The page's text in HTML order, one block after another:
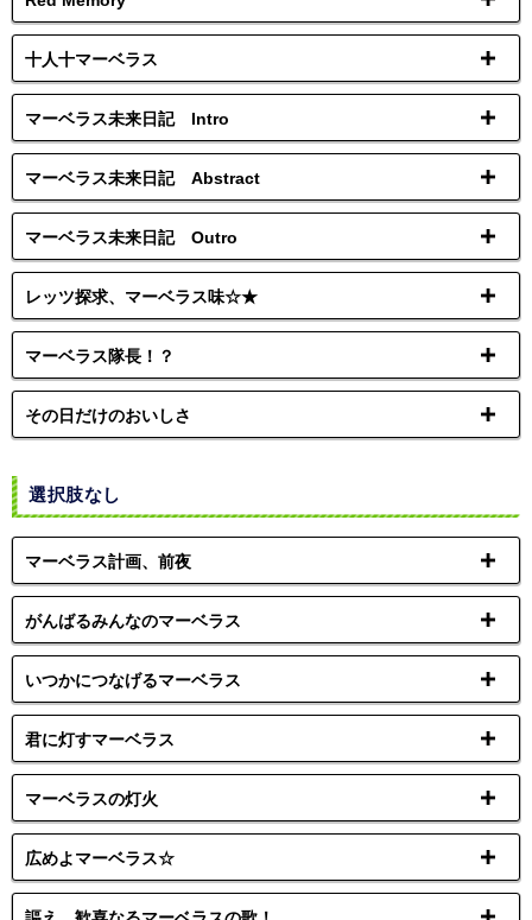
十人十マーベラス
マーベラス未来日記 Intro
マーベラス未来日記 Abstract
マーベラス未来日記 Outro
レッツ探求、マーベラス味☆★
マーベラス隊長！？
その日だけのおいしさ
選択肢なし
マーベラス計画、前夜
がんばるみんなのマーベラス
いつかにつなげるマーベラス
君に灯すマーベラス
マーベラスの灯火
広めよマーベラス☆